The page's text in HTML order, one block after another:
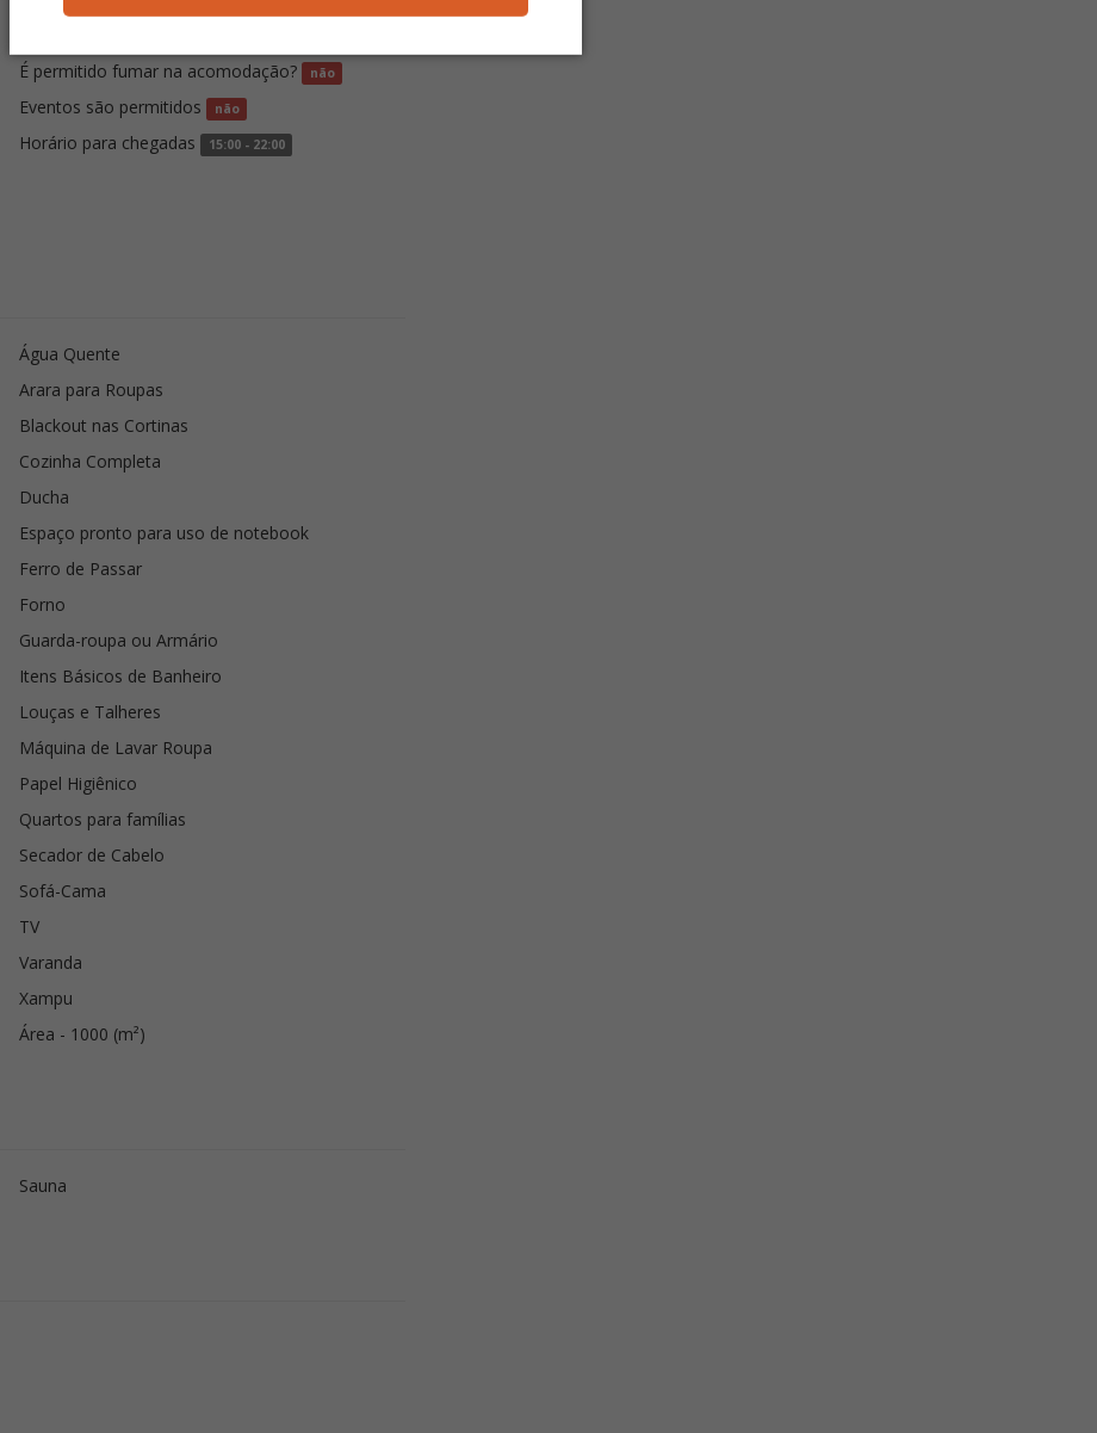
É permitido fumar na acomodação? não
Eventos são permitidos não
Horário para chegadas 15:00 - 22:00
Água Quente
Arara para Roupas
Blackout nas Cortinas
Cozinha Completa
Ducha
Espaço pronto para uso de notebook
Ferro de Passar
Forno
Guarda-roupa ou Armário
Itens Básicos de Banheiro
Louças e Talheres
Máquina de Lavar Roupa
Papel Higiênico
Quartos para famílias
Secador de Cabelo
Sofá-Cama
TV
Varanda
Xampu
Área - 1000 (m²)
Sauna